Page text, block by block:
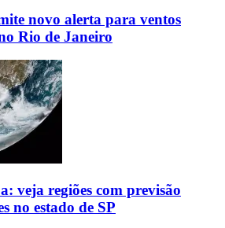
novo alerta para ventos
Rio de Janeiro
veja regiões com previsão
no estado de SP